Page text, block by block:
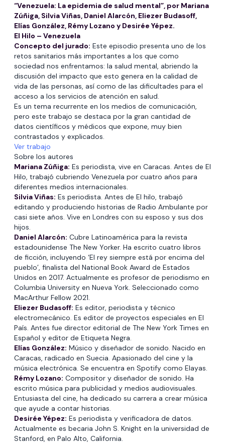
“Venezuela: La epidemia de salud mental”, por Mariana
Zúñiga, Silvia Viñas, Daniel Alarcón, Eliezer Budasoff,
Elías González, Rémy Lozano y Desirée Yépez.
El Hilo – Venezuela
Concepto del jurado: Este episodio presenta uno de los
retos sanitarios más importantes a los que como
sociedad nos enfrentamos: la salud mental, abriendo la
discusión del impacto que esto genera en la calidad de
vida de las personas, así como de las dificultades para el
acceso a los servicios de atención en salud.
Es un tema recurrente en los medios de comunicación,
pero este trabajo se destaca por la gran cantidad de
datos científicos y médicos que expone, muy bien
contrastados y explicados.
Ver trabajo
Sobre los autores
Mariana Zúñiga: Es periodista, vive en Caracas. Antes de El
Hilo, trabajó cubriendo Venezuela por cuatro años para
diferentes medios internacionales.
Silvia Viñas: Es periodista. Antes de El hilo, trabajó
editando y produciendo historias de Radio Ambulante por
casi siete años. Vive en Londres con su esposo y sus dos
hijos.
Daniel Alarcón: Cubre Latinoamérica para la revista
estadounidense The New Yorker. Ha escrito cuatro libros
de ficción, incluyendo ‘El rey siempre está por encima del
pueblo’, finalista del National Book Award de Estados
Unidos en 2017. Actualmente es profesor de periodismo en
Columbia University en Nueva York. Seleccionado como
MacArthur Fellow 2021.
Eliezer Budasoff: Es editor, periodista y técnico
electromecánico. Es editor de proyectos especiales en El
País. Antes fue director editorial de The New York Times en
Español y editor de Etiqueta Negra.
Elías González: Músico y diseñador de sonido. Nacido en
Caracas, radicado en Suecia. Apasionado del cine y la
música electrónica. Se encuentra en Spotify como Elayas.
Rémy Lozano: Compositor y diseñador de sonido. Ha
escrito música para publicidad y medios audiovisuales.
Entusiasta del cine, ha dedicado su carrera a crear música
que ayude a contar historias.
Desirée Yépez: Es periodista y verificadora de datos.
Actualmente es becaria John S. Knight en la universidad de
Stanford, en Palo Alto, California.